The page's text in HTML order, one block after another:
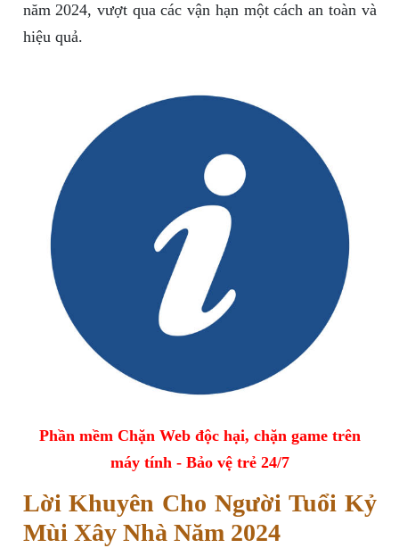
năm 2024, vượt qua các vận hạn một cách an toàn và
hiệu quả.
Phần mềm Chặn Web độc hại, chặn game trên
máy tính - Bảo vệ trẻ 24/7
Lời Khuyên Cho Người Tuổi Kỷ
Mùi Xây Nhà Năm 2024